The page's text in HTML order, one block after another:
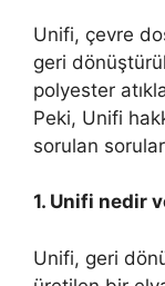
Unifi, çevre
geri
polyester
Peki, Unifi
sorulan
1. Unifi nedir
Unifi, geri